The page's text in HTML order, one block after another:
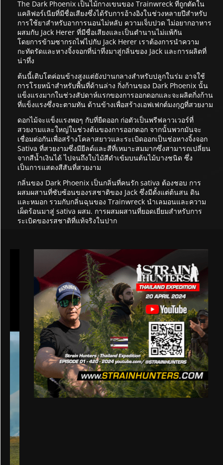
The Dark Phoenix เป็นไม้กางเขนของ Trainwreck ที่ถูกตัดใน
แคลิฟอร์เนียที่มีชื่อเสียงซึ่งได้รับการอ้างอิงในช่วงหลายปีสำหรับ
การใช้ยาสำหรับอาการนอนไม่หลับ ความเจ็บปวด ไม่อยากอาหาร
ผสมกับ Jack Herer ที่มีชื่อเสียงและเป็นตำนานไม่แพ้กัน
โดยการข้ามซากรถไฟไปกับ Jack Herer เราต้องการนำความ
กะทัดรัดและหางจิ้งจอกที่น่าทึ่งมาสู่กลิ่นของ Jack และการผลิตที่
น่าทึ่ง
ต้นนี้เติบโตค่อนข้างสูงแต่ยังปานกลางสำหรับปลูกในร่ม อาจใช้
การโรยหน้าสำหรับพื้นที่ด้านล่าง กิ่งก้านของ Dark Phoenix นั้น
แข็งแรงมากในช่วงสัปดาห์แรกของการออกดอกและจะผลิตกิ่งก้าน
ที่แข็งแรงซึ่งจะตามทัน ด้านข้างเพื่อสร้างเอฟเฟกต์มงกุฎที่สวยงาม
ดอกไม้จะแข็งแรงพอๆ กับที่ยืดออก ก่อตัวเป็นพรีฟลาวเวอร์ที่
สวยงามและใหญ่ในช่วงต้นของการออกดอก จากนั้นพวกมันจะ
เชื่อมต่อกันเพื่อสร้างโคลาสยาวและระเบิดออกเป็นช่อหางจิ้งจอก
Sativa ที่สวยงามซึ่งมียีลด์และสีที่เหมาะสมมากซึ่งสามารถเปลี่ยน
จากสีน้ำเงินได้ ไปจนถึงใบไม้สีดำเข้มบนต้นไม้บางชนิด ซึ่ง
เป็นการแสดงสีสันที่สวยงาม
กลิ่นของ Dark Phoenix เป็นกลิ่นที่คนรัก sativa ต้องชอบ การ
ผสมผสานที่ซับซ้อนของรสชาติของ Jack ซึ่งมีตั้งแต่ต้นสน ดิน
และหมอก รวมกับกลิ่นฉุนของ Trainwreck นำเลมอนและความ
เผ็ดร้อนมาสู่ sativa ผสม. การผสมผสานที่ยอดเยี่ยมสำหรับการ
ระเบิดของรสชาติที่แท้จริงในปาก